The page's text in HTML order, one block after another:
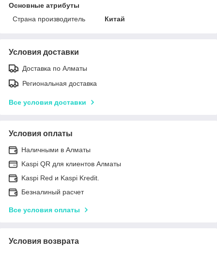
Основные атрибуты
Страна производитель
Китай
Условия доставки
Доставка по Алматы
Региональная доставка
Все условия доставки
Условия оплаты
Наличными в Алматы
Kaspi QR для клиентов Алматы
Kaspi Red и Kaspi Kredit.
Безналиный расчет
Все условия оплаты
Условия возврата